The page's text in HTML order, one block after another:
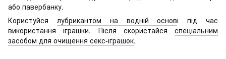
або павербанку.
Користуйся лубрикантом на водній основі під час
використання іграшки. Після скористайся спеціальним
засобом для очищення секс-іграшок.